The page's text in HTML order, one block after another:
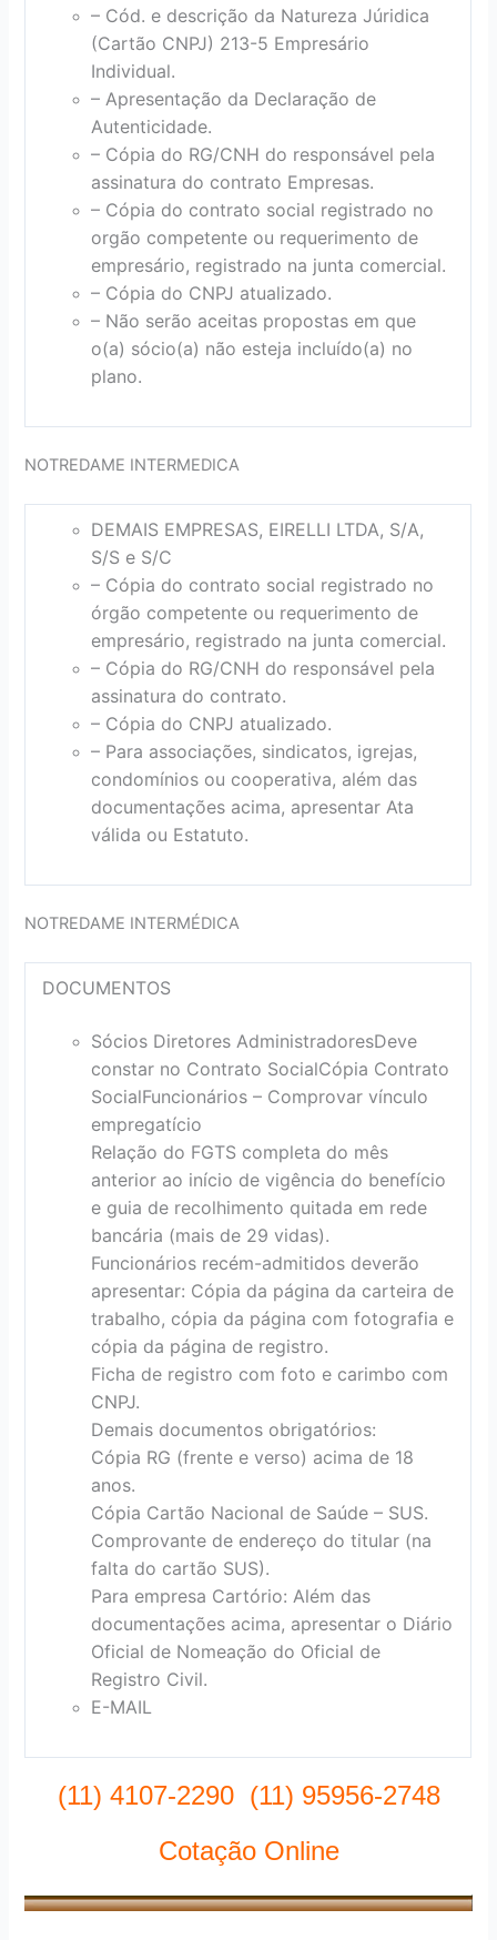
– Cód. e descrição da Natureza Júridica
(Cartão CNPJ) 213-5 Empresário
Individual.
– Apresentação da Declaração de
Autenticidade.
– Cópia do RG/CNH do responsável pela
assinatura do contrato Empresas.
– Cópia do contrato social registrado no
orgão competente ou requerimento de
empresário, registrado na junta comercial.
– Cópia do CNPJ atualizado.
– Não serão aceitas propostas em que
o(a) sócio(a) não esteja incluído(a) no
plano.
NOTREDAME INTERMEDICA
DEMAIS EMPRESAS, EIRELLI LTDA, S/A,
S/S e S/C
– Cópia do contrato social registrado no
órgão competente ou requerimento de
empresário, registrado na junta comercial.
– Cópia do RG/CNH do responsável pela
assinatura do contrato.
– Cópia do CNPJ atualizado.
– Para associações, sindicatos, igrejas,
condomínios ou cooperativa, além das
documentações acima, apresentar Ata
válida ou Estatuto.
NOTREDAME INTERMÉDICA
DOCUMENTOS
Sócios Diretores AdministradoresDeve
constar no Contrato SocialCópia Contrato
SocialFuncionários – Comprovar vínculo
empregatício
Relação do FGTS completa do mês
anterior ao início de vigência do benefício
e guia de recolhimento quitada em rede
bancária (mais de 29 vidas).
Funcionários recém-admitidos deverão
apresentar: Cópia da página da carteira de
trabalho, cópia da página com fotografia e
cópia da página de registro.
Ficha de registro com foto e carimbo com
CNPJ.
Demais documentos obrigatórios:
Cópia RG (frente e verso) acima de 18
anos.
Cópia Cartão Nacional de Saúde – SUS.
Comprovante de endereço do titular (na
falta do cartão SUS).
Para empresa Cartório: Além das
documentações acima, apresentar o Diário
Oficial de Nomeação do Oficial de
Registro Civil.
E-MAIL
(11) 4107-2290 (11) 95956-2748
Cotação Online